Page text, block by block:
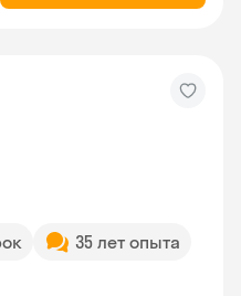
35 лет опыта